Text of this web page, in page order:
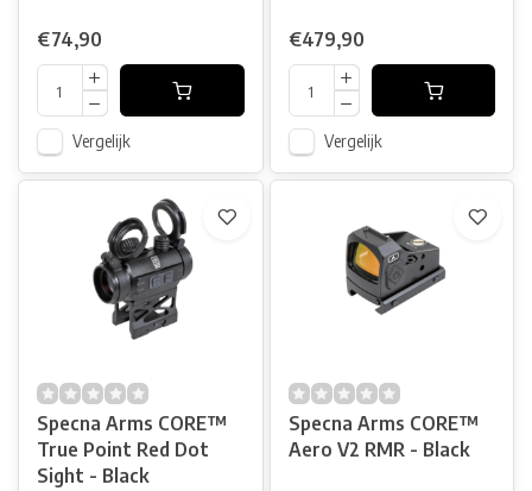
€74,90
Vergelijk
€479,90
Vergelijk
Specna Arms CORE™
True Point Red Dot
Sight - Black
Specna Arms CORE™
Aero V2 RMR - Black